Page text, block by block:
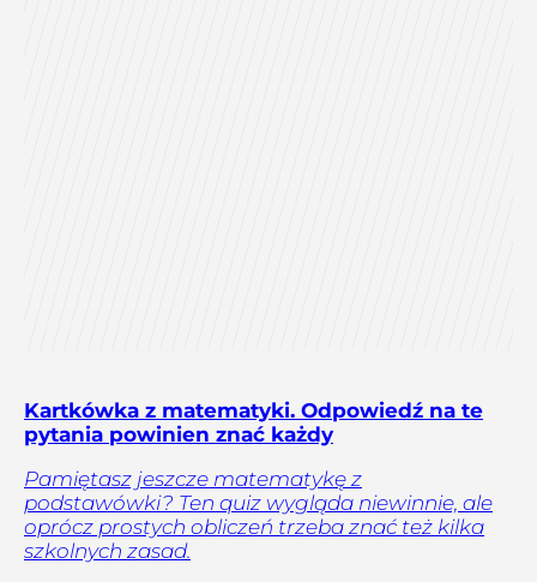
Kartkówka z matematyki. Odpowiedź na te
pytania powinien znać każdy
Pamiętasz jeszcze matematykę z
podstawówki? Ten quiz wygląda niewinnie, ale
oprócz prostych obliczeń trzeba znać też kilka
szkolnych zasad.